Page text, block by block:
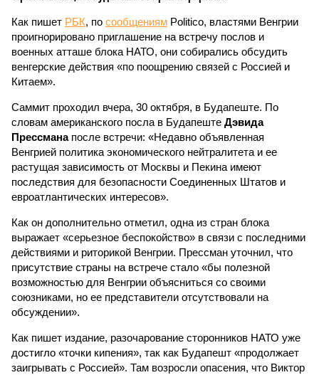
Как пишет РБК, по сообщениям Politico, властями Венгрии
проигнорировано приглашение на встречу послов и
военных атташе блока НАТО, они собирались обсудить
венгерские действия «по поощрению связей с Россией и
Китаем».
Саммит проходил вчера, 30 октября, в Будапеште. По
словам американского посла в Будапеште Дэвида
Прессманапосле встречи: «Недавно объявленная
Венгрией политика экономического нейтралитета и ее
растущая зависимость от Москвы и Пекина имеют
последствия для безопасности Соединенных Штатов и
евроатлантических интересов».
Как он дополнительно отметил, одна из стран блока
выражает «серьезное беспокойство» в связи с последними
действиями и риторикой Венгрии. Прессман уточнил, что
присутствие страны на встрече стало «бы полезной
возможностью для Венгрии объясниться со своими
союзниками, но ее представители отсутствовали на
обсуждении».
Как пишет издание, разочарование сторонников НАТО уже
достигло «точки кипения», так как Будапешт «продолжает
заигрывать с Россией». Там возросли опасения, что Виктор